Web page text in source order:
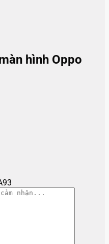
hình Oppo